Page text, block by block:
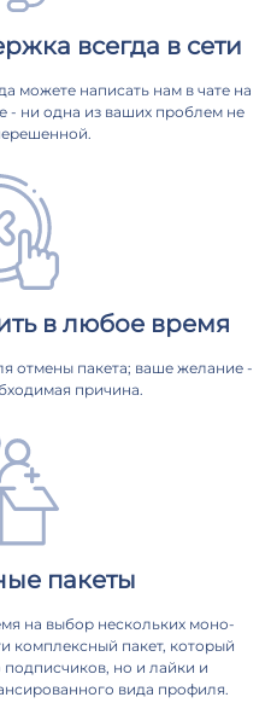
всегда в сети
можете написать нам в чате на
- ни одна из ваших проблем не
в любое время
отмены пакета; ваше желание -
причина.
пакеты
на выбор нескольких моно-
комплексный пакет, который
подписчиков, но и лайки и
вида профиля.